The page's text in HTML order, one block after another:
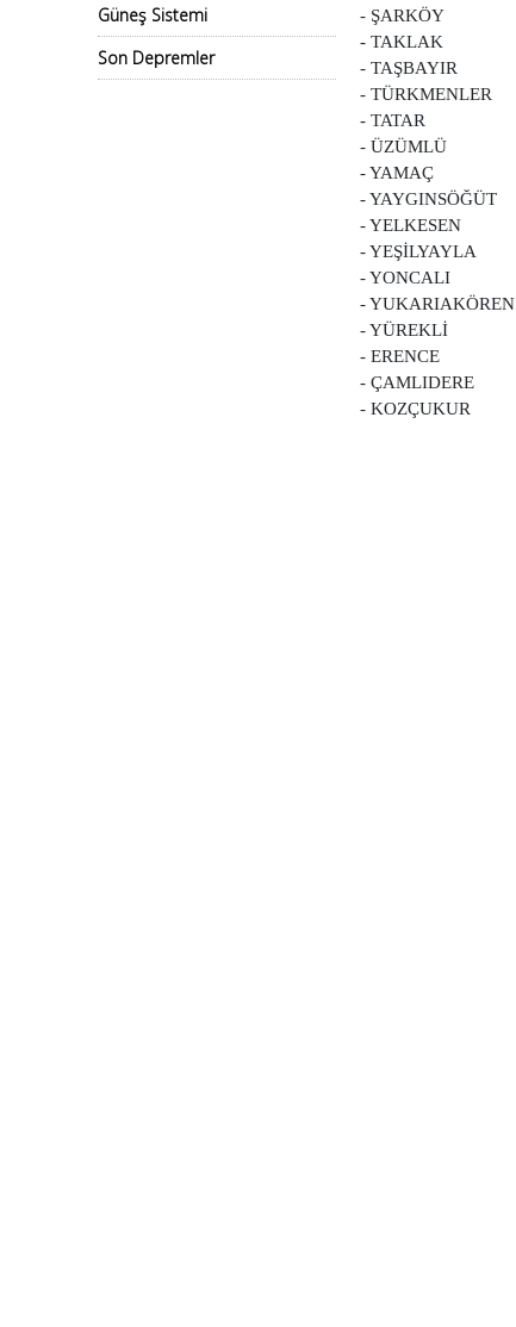
Güneş Sistemi
Son Depremler
- ŞARKÖY
- TAKLAK
- TAŞBAYIR
- TÜRKMENLER
- TATAR
- ÜZÜMLÜ
- YAMAÇ
- YAYGINSÖĞÜT
- YELKESEN
- YEŞİLYAYLA
- YONCALI
- YUKARIAKÖREN
- YÜREKLİ
- ERENCE
- ÇAMLIDERE
- KOZÇUKUR